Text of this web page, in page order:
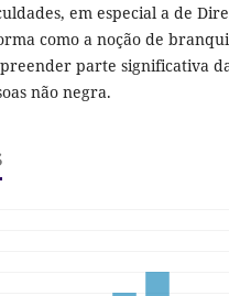
em especial a de
como a noção de
parte significativa
não negra.